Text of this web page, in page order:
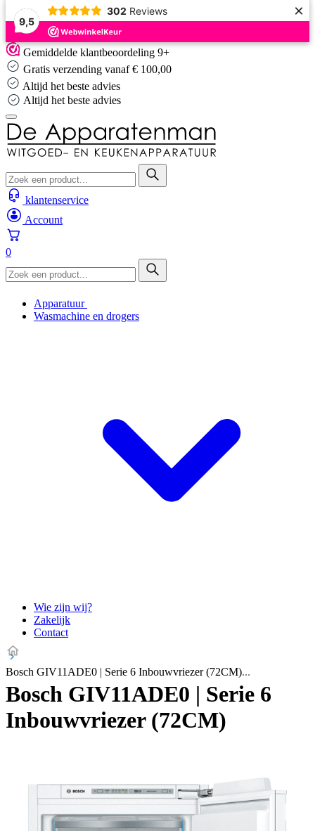
9,5
302 Reviews ×
Skip
to
content
Gemiddelde klantbeoordeling 9+
Gratis verzending vanaf € 100,00
Altijd het beste advies
Altijd het beste advies
klantenservice
Account
0
Apparatuur
Wasmachine en drogers
Wie zijn wij?
Zakelijk
Contact
Bosch GIV11ADE0 | Serie 6 Inbouwvriezer (72CM)
Bosch GIV11ADE0 | Serie 6
Inbouwvriezer (72CM)